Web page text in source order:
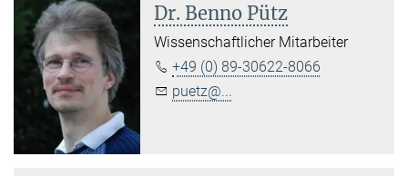
Dr. Benno Pütz
Wissenschaftlicher Mitarbeiter
+49 (0) 89-30622-8066
puetz@...